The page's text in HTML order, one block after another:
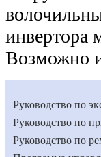
инвертора
Возможно
Руководство по
Руководство по
Руководство по